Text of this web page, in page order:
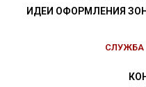
ИДЕИ ОФОРМЛЕНИЯ ЗОНЫ